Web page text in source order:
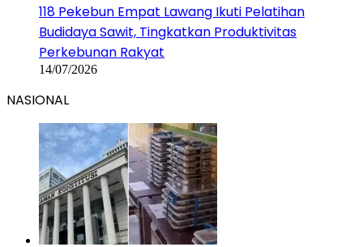
118 Pekebun Empat Lawang Ikuti Pelatihan
Budidaya Sawit, Tingkatkan Produktivitas
Perkebunan Rakyat
14/07/2026
NASIONAL